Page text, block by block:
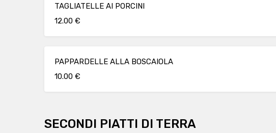
TAGLIATELLE AI PORCINI
12.00 €
PAPPARDELLE ALLA BOSCAIOLA
10.00 €
SECONDI PIATTI DI TERRA